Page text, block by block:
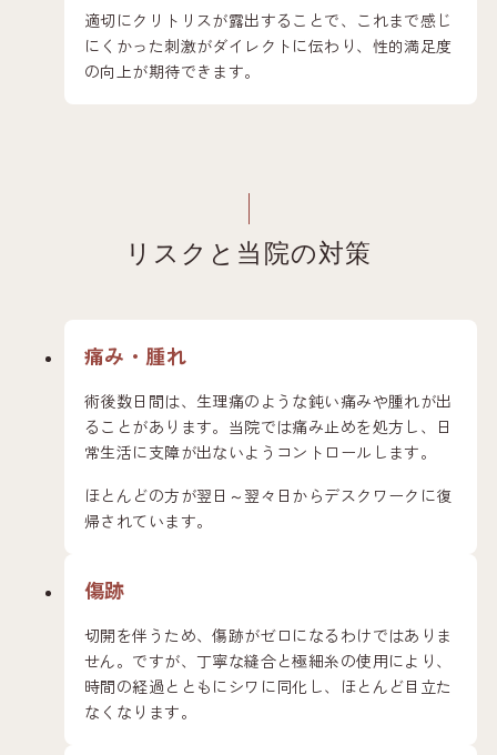
適切にクリトリスが露出することで、これまで感じ
にくかった刺激がダイレクトに伝わり、性的満足度
の向上が期待できます。
リスクと当院の対策
痛み・腫れ
術後数日間は、生理痛のような鈍い痛みや腫れが出
ることがあります。当院では痛み止めを処方し、日
常生活に支障が出ないようコントロールします。
ほとんどの方が翌日～翌々日からデスクワークに復
帰されています。
傷跡
切開を伴うため、傷跡がゼロになるわけではありま
せん。ですが、丁寧な縫合と極細糸の使用により、
時間の経過とともにシワに同化し、ほとんど目立た
なくなります。